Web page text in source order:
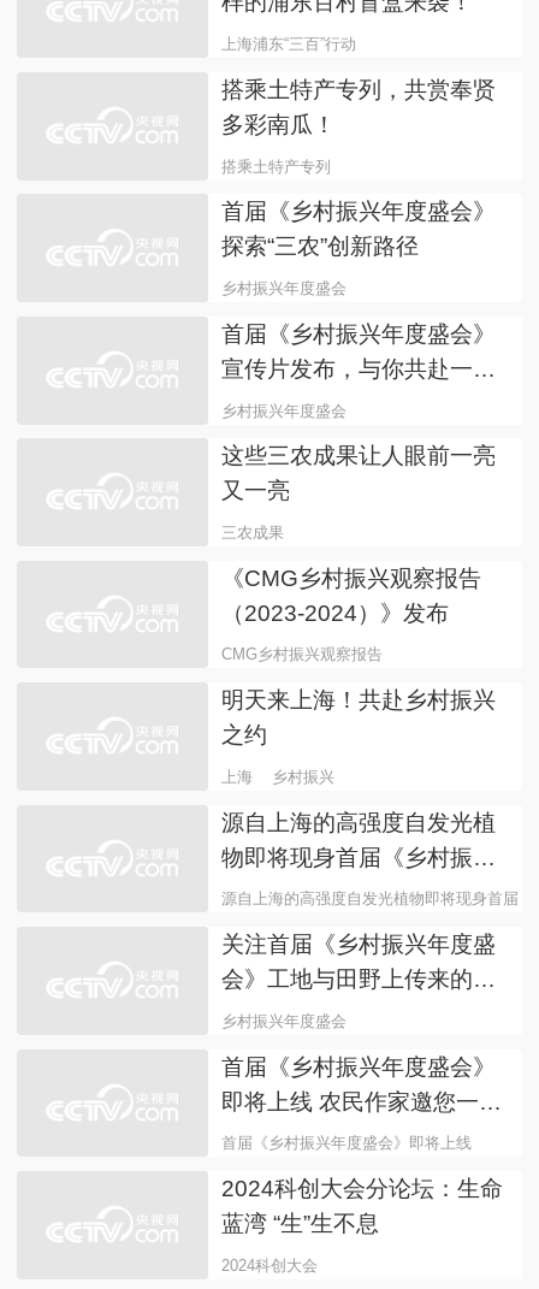
奉贤打造农业科创谷，四大
领域抢先布局！
奉贤打造农业科创谷 四大领域抢先布局！
春耕沃野绘盛景，松江大米
香满城！
春耕沃野绘盛景 松江大米香满城！
上海浦东“三百”行动，不重
样的浦东百村盲盒来袭！
上海浦东“三百”行动 不重样的浦东百村盲盒
搭乘土特产专列，共赏奉贤
多彩南瓜！
搭乘土特产专列 共赏奉贤多彩南瓜！
首届《乡村振兴年度盛会》
探索“三农”创新路径
乡村振兴年度盛会
首届《乡村振兴年度盛会》
宣传片发布，与你共赴一场
春天的约会！
乡村振兴年度盛会
这些三农成果让人眼前一亮
又一亮
三农成果
《CMG乡村振兴观察报告
（2023-2024）》发布
CMG乡村振兴观察报告
明天来上海！共赴乡村振兴
之约
上海 乡村振兴
源自上海的高强度自发光植
物即将现身首届《乡村振兴
年度盛会》
源自上海的高强度自发光植物即将现身首届
关注首届《乡村振兴年度盛
会》工地与田野上传来的古